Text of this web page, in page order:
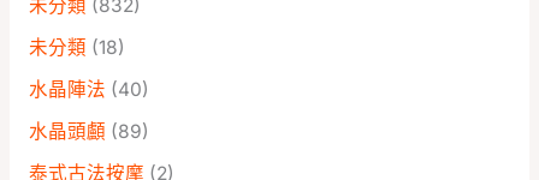
未分類 (832)
未分類 (18)
水晶陣法 (40)
水晶頭顱 (89)
泰式古法按摩 (2)